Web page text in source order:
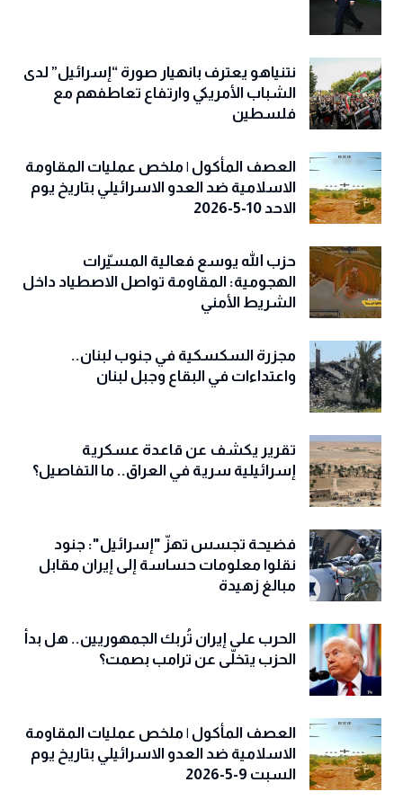
نتنياهو يعترف بانهيار صورة “إسرائيل” لدى
الشباب الأمريكي وارتفاع تعاطفهم مع
فلسطين
العصف المأكول | ملخص عمليات المقاومة
الاسلامية ضد العدو الاسرائيلي بتاريخ يوم
الاحد 10-5-2026
حزب الله يوسع فعالية المسيّرات
الهجومية: المقاومة تواصل الاصطياد داخل
الشريط الأمني
مجزرة السكسكية في جنوب لبنان..
واعتداءات في البقاع وجبل لبنان
تقرير يكشف عن قاعدة عسكرية
إسرائيلية سرية في العراق.. ما التفاصيل؟
فضيحة تجسس تهزّ "إسرائيل": جنود
نقلوا معلومات حساسة إلى إيران مقابل
مبالغ زهيدة
الحرب على إيران تُربك الجمهوريين.. هل بدأ
الحزب يتخلّى عن ترامب بصمت؟
العصف المأكول | ملخص عمليات المقاومة
الاسلامية ضد العدو الاسرائيلي بتاريخ يوم
السبت 9-5-2026